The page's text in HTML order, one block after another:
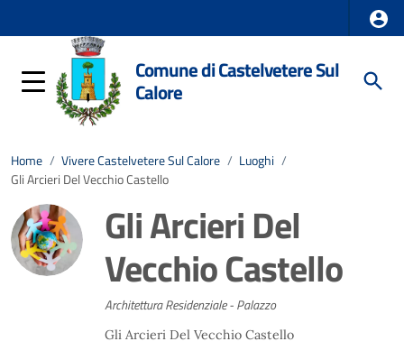
Comune di Castelvetere Sul
Calore
Home / Vivere Castelvetere Sul Calore / Luoghi /
Gli Arcieri Del Vecchio Castello
Gli Arcieri Del
Vecchio Castello
Architettura Residenziale - Palazzo
Gli Arcieri Del Vecchio Castello